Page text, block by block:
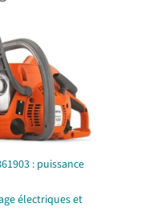
: puissance
électriques et